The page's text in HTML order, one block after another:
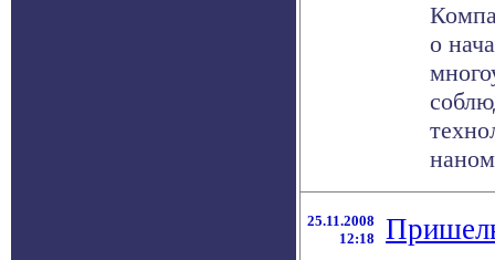
о
25.11.2008
12:18